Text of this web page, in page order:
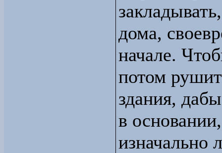
дома,
начале.
потом
здания,
в
изначально